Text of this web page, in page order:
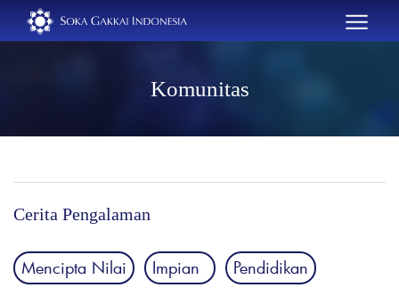
Komunitas
Cerita Pengalaman
Mencipta Nilai Impian Pendidikan